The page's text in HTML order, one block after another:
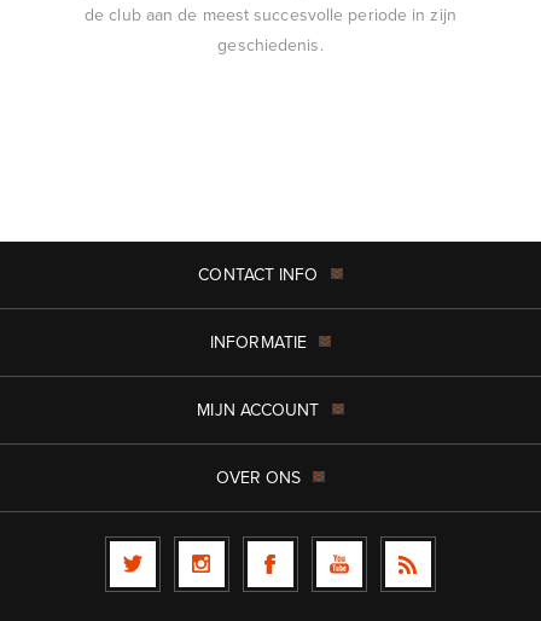
de club aan de meest succesvolle periode in zijn
geschiedenis.
CONTACT INFO
INFORMATIE
MIJN ACCOUNT
OVER ONS